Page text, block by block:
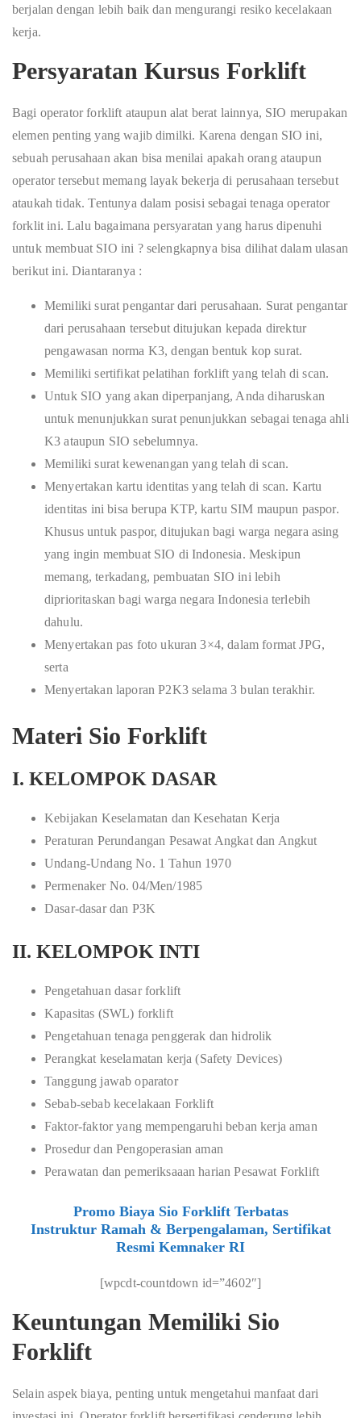
berjalan dengan lebih baik dan mengurangi resiko kecelakaan
kerja.
Persyaratan Kursus Forklift
Bagi operator forklift ataupun alat berat lainnya, SIO merupakan
elemen penting yang wajib dimilki. Karena dengan SIO ini,
sebuah perusahaan akan bisa menilai apakah orang ataupun
operator tersebut memang layak bekerja di perusahaan tersebut
ataukah tidak. Tentunya dalam posisi sebagai tenaga operator
forklit ini. Lalu bagaimana persyaratan yang harus dipenuhi
untuk membuat SIO ini ? selengkapnya bisa dilihat dalam ulasan
berikut ini. Diantaranya :
Memiliki surat pengantar dari perusahaan. Surat pengantar
dari perusahaan tersebut ditujukan kepada direktur
pengawasan norma K3, dengan bentuk kop surat.
Memiliki sertifikat pelatihan forklift yang telah di scan.
Untuk SIO yang akan diperpanjang, Anda diharuskan
untuk menunjukkan surat penunjukkan sebagai tenaga ahli
K3 ataupun SIO sebelumnya.
Memiliki surat kewenangan yang telah di scan.
Menyertakan kartu identitas yang telah di scan. Kartu
identitas ini bisa berupa KTP, kartu SIM maupun paspor.
Khusus untuk paspor, ditujukan bagi warga negara asing
yang ingin membuat SIO di Indonesia. Meskipun
memang, terkadang, pembuatan SIO ini lebih
diprioritaskan bagi warga negara Indonesia terlebih
dahulu.
Menyertakan pas foto ukuran 3×4, dalam format JPG,
serta
Menyertakan laporan P2K3 selama 3 bulan terakhir.
Materi Sio Forklift
I. KELOMPOK DASAR
Kebijakan Keselamatan dan Kesehatan Kerja
Peraturan Perundangan Pesawat Angkat dan Angkut
Undang-Undang No. 1 Tahun 1970
Permenaker No. 04/Men/1985
Dasar-dasar dan P3K
II. KELOMPOK INTI
Pengetahuan dasar forklift
Kapasitas (SWL) forklift
Pengetahuan tenaga penggerak dan hidrolik
Perangkat keselamatan kerja (Safety Devices)
Tanggung jawab oparator
Sebab-sebab kecelakaan Forklift
Faktor-faktor yang mempengaruhi beban kerja aman
Prosedur dan Pengoperasian aman
Perawatan dan pemeriksaaan harian Pesawat Forklift
Promo Biaya Sio Forklift Terbatas
Instruktur Ramah & Berpengalaman, Sertifikat
Resmi Kemnaker RI
[wpcdt-countdown id=”4602″]
Keuntungan Memiliki Sio
Forklift
Selain aspek biaya, penting untuk mengetahui manfaat dari